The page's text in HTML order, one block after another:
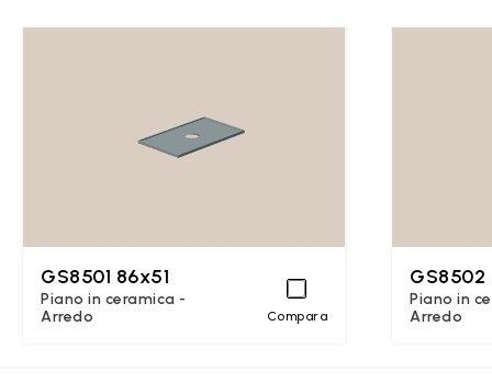
GS8501 86x51
Piano in ceramica -
Arredo
Compara
GS8502
Piano in
Arredo